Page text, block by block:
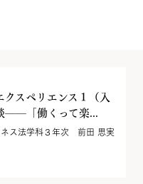
スペリエンス１（入
——「働くって楽...
ス法学科３年次 前田 思実